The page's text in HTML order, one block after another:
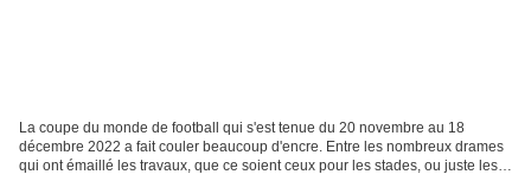
La coupe du monde de football qui s'est tenue du 20 novembre au 18
décembre 2022 a fait couler beaucoup d'encre. Entre les nombreux drames
qui ont émaillé les travaux, que ce soient ceux pour les stades, ou juste les